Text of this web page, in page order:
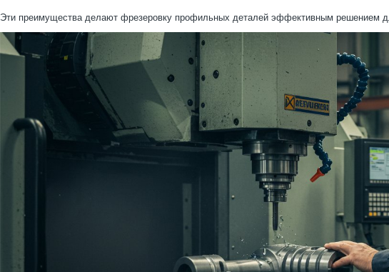
Эти преимущества делают фрезеровку профильных деталей эффективным решением